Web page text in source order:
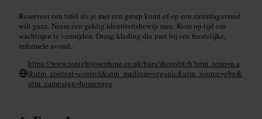
Reserveer een tafel als je met een groep komt of op een zaterdagavond
wilt gaan. Neem een geldig identiteitsbewijs mee. Kom op tijd om
wachtrijen te vermijden. Draag kleding die past bij een feestelijke,
informele avond.
https://www.tonightjosephine.co.uk/bars/shoreditch?utm_term=n.a
&utm_content=control&utm_medium=organic&utm_source=gbp&
utm_campaign=homepage